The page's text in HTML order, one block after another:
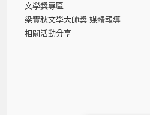
文學獎專區
梁實秋文學大師獎-媒體報導
相關活動分享